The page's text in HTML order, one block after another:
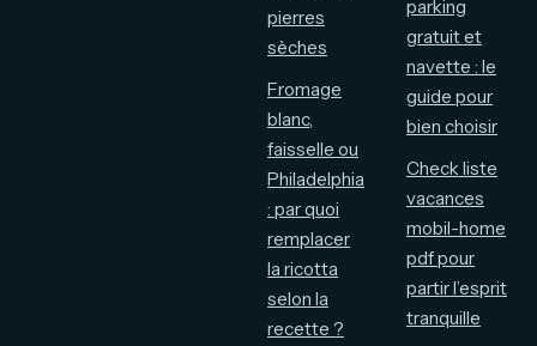
pierres
sèches
Fromage
blanc,
faisselle ou
Philadelphia
: par quoi
remplacer
la ricotta
selon la
recette ?
parking
gratuit et
navette : le
guide pour
bien choisir
Check liste
vacances
mobil-home
pdf pour
partir l’esprit
tranquille